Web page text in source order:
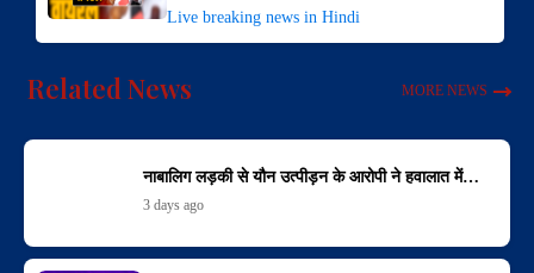
Live breaking news in Hindi
Related News MORE NEWS
नाबालिग लड़की से यौन उत्पीड़न के आरोपी ने हवालात में…
3 days ago